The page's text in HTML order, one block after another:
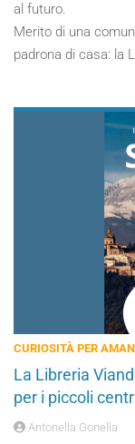
al futuro.
Merito di una
padrona di casa: la
CURIOSITÀ PER
La Libreria
per i piccoli
Antonella Gonella